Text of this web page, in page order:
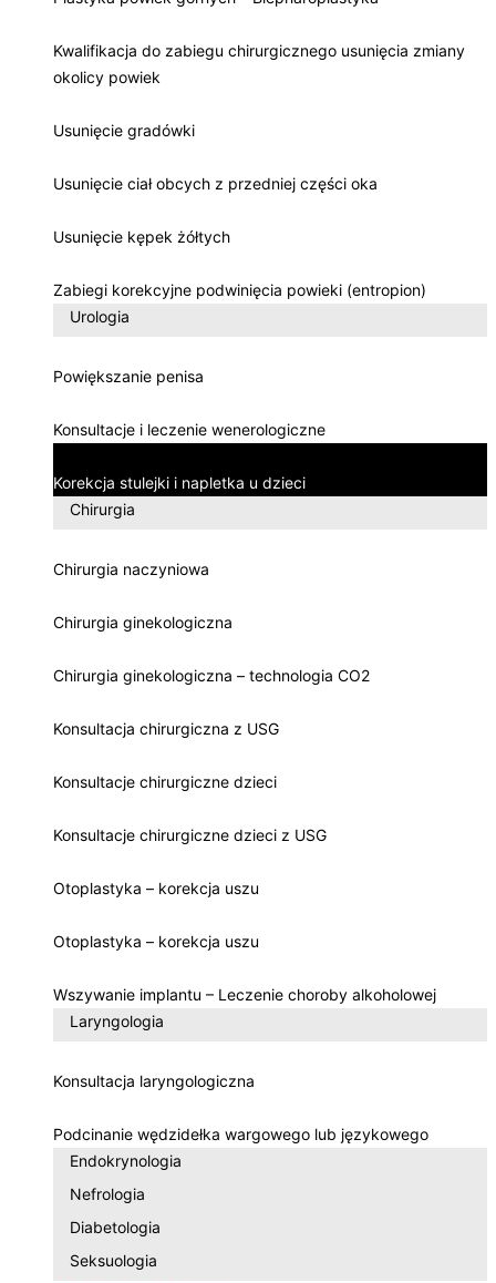
Kwalifikacja do zabiegu chirurgicznego usunięcia zmiany
okolicy powiek
Usunięcie gradówki
Usunięcie ciał obcych z przedniej części oka
Usunięcie kępek żółtych
Zabiegi korekcyjne podwinięcia powieki (entropion)
Urologia
Powiększanie penisa
Konsultacje i leczenie wenerologiczne
Korekcja stulejki i napletka u dzieci
Chirurgia
Chirurgia naczyniowa
Chirurgia ginekologiczna
Chirurgia ginekologiczna – technologia CO2
Konsultacja chirurgiczna z USG
Konsultacje chirurgiczne dzieci
Konsultacje chirurgiczne dzieci z USG
Otoplastyka – korekcja uszu
Otoplastyka – korekcja uszu
Wszywanie implantu – Leczenie choroby alkoholowej
Laryngologia
Konsultacja laryngologiczna
Podcinanie wędzidełka wargowego lub językowego
Endokrynologia
Nefrologia
Diabetologia
Seksuologia